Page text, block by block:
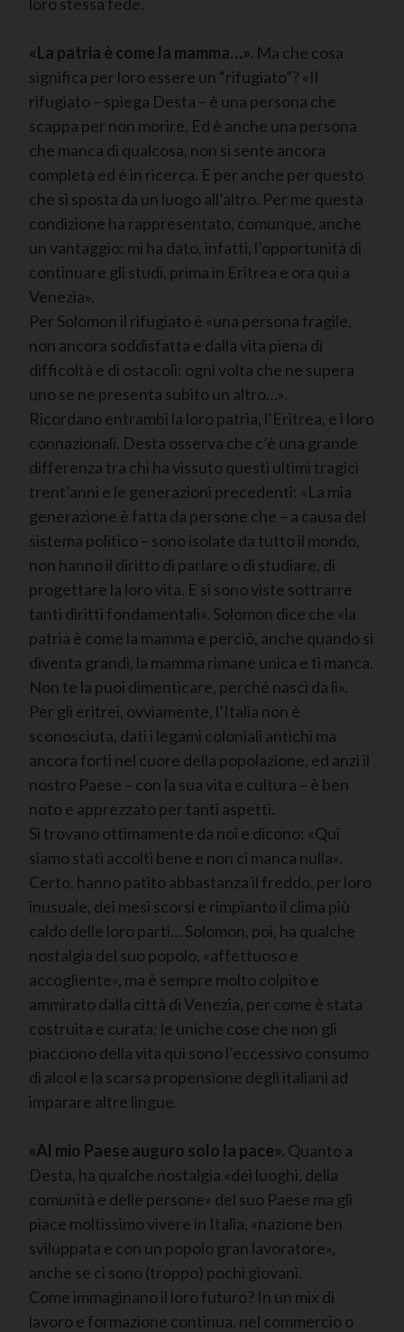
«La patria è come la mamma…». Ma che cosa
significa per loro essere un “rifugiato”? «Il
rifugiato – spiega Desta – è una persona che
scappa per non morire. Ed è anche una persona
che manca di qualcosa, non si sente ancora
completa ed è in ricerca. E per anche per questo
che si sposta da un luogo all’altro. Per me questa
condizione ha rappresentato, comunque, anche
un vantaggio: mi ha dato, infatti, l’opportunità di
continuare gli studi, prima in Eritrea e ora qui a
Venezia».
Per Solomon il rifugiato è «una persona fragile,
non ancora soddisfatta e dalla vita piena di
difficoltà e di ostacoli: ogni volta che ne supera
uno se ne presenta subito un altro…».
Ricordano entrambi la loro patria, l’Eritrea, e i loro
connazionali. Desta osserva che c’è una grande
differenza tra chi ha vissuto questi ultimi tragici
trent’anni e le generazioni precedenti: «La mia
generazione è fatta da persone che – a causa del
sistema politico – sono isolate da tutto il mondo,
non hanno il diritto di parlare o di studiare, di
progettare la loro vita. E si sono viste sottrarre
tanti diritti fondamentali». Solomon dice che «la
patria è come la mamma e perciò, anche quando si
diventa grandi, la mamma rimane unica e ti manca.
Non te la puoi dimenticare, perché nasci da lì».
Per gli eritrei, ovviamente, l’Italia non è
sconosciuta, dati i legami coloniali antichi ma
ancora forti nel cuore della popolazione, ed anzi il
nostro Paese – con la sua vita e cultura – è ben
noto e apprezzato per tanti aspetti.
Si trovano ottimamente da noi e dicono: «Qui
siamo stati accolti bene e non ci manca nulla».
Certo, hanno patito abbastanza il freddo, per loro
inusuale, dei mesi scorsi e rimpianto il clima più
caldo delle loro parti… Solomon, poi, ha qualche
nostalgia del suo popolo, «affettuoso e
accogliente», ma è sempre molto colpito e
ammirato dalla città di Venezia, per come è stata
costruita e curata; le uniche cose che non gli
piacciono della vita qui sono l’eccessivo consumo
di alcol e la scarsa propensione degli italiani ad
imparare altre lingue.
«Al mio Paese auguro solo la pace». Quanto a
Desta, ha qualche nostalgia «dei luoghi, della
comunità e delle persone» del suo Paese ma gli
piace moltissimo vivere in Italia, «nazione ben
sviluppata e con un popolo gran lavoratore»,
anche se ci sono (troppo) pochi giovani.
Come immaginano il loro futuro? In un mix di
lavoro e formazione continua, nel commercio o